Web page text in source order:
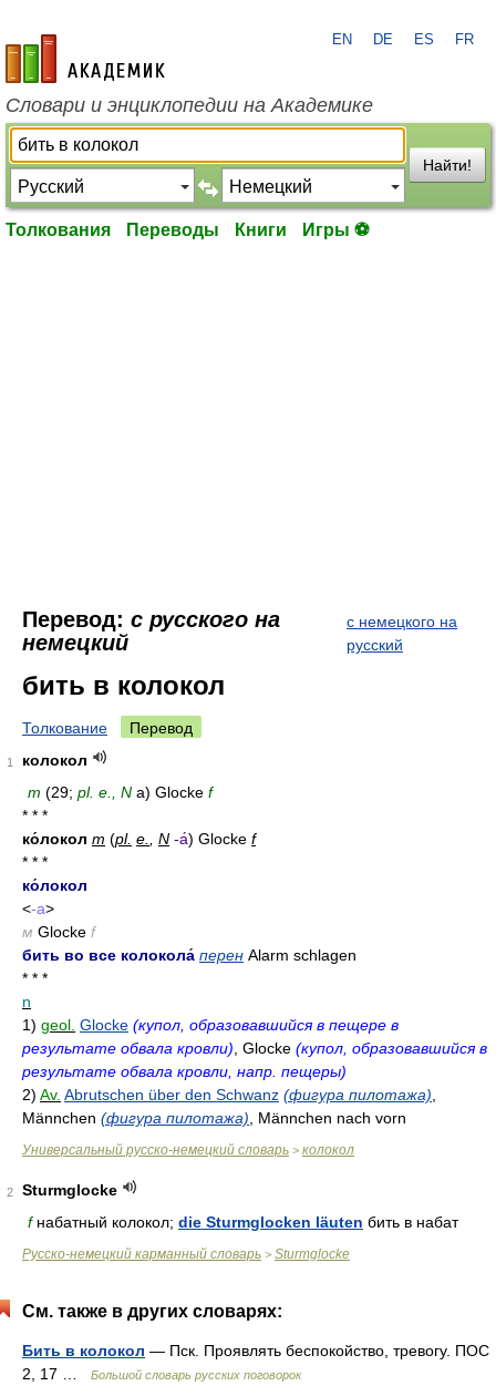
academic.ru
EN DE ES FR
Словари и энциклопедии на Академике
Найти!
Толкования Переводы Книги Игры ⚽
Перевод: с русского на
немецкий
с немецкого на
русский
бить в колокол
Толкование Перевод
1
колокол
m (29; pl. e., N ­а) Glocke f
* * *
ко́локол m (pl. e. N -а́) Glocke f
* * *
ко́локол
<-а>
м Glocke f
бить во все колокола́ перен Alarm schlagen
* * *
n
1) geol. Glocke (купол, образовавшийся в пещере в
результате обвала кровли) , Glocke (купол, образовавшийся в
результате обвала кровли, напр. пещеры)
2) Av. Abrutschen über den Schwanz (фигура пилотажа)
Männchen (фигура пилотажа) , Männchen nach vorn
Универсальный русско-немецкий словарь > колокол
2
Sturmglocke
fнабатный колокол; die Sturmglocken läuten бить в набат
Русско-немецкий карманный словарь > Sturmglocke
См. также в других словарях:
Бить в колокол — Пск. Проявлять беспокойство, тревогу. ПОС
2, 17 …
Большой словарь русских поговорок